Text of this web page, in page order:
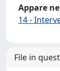
Appare
14 -
File in